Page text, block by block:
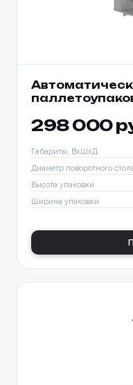
298 000
Габариты, ВхШхД
Диаметр поворотного
Высота упаковки
Ширина упаковки